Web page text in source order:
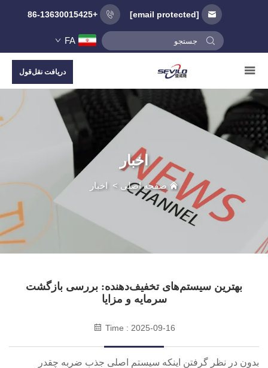
[email protected]
+86-13630015425
FA
دریافت نقل‌قول
اخبار
صفحه اصلی > اخبار
بهترین سیستم‌های تخفیف‌دهنده: بررسی بازگشت
سرمایه و مزایا
Time : 2025-09-16
بدون در نظر گرفتن اینکه سیستم اصلی جذب ضربه چقدر